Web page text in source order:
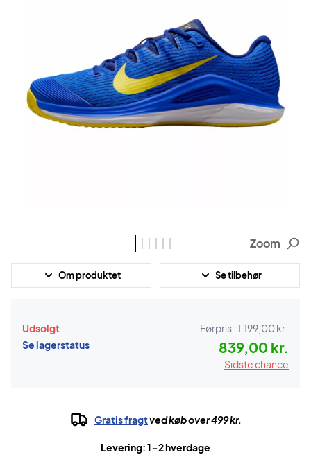
Zoom
Om produktet Se tilbehør
Udsolgt
Se lagerstatus
Førpris: 1.199,00 kr.
839,00 kr.
Sidste chance
Gratis fragtved køb over 499 kr.
Levering: 1-2 hverdage